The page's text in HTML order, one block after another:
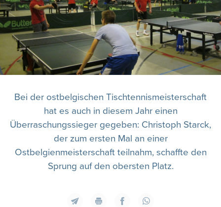
Bei der ostbelgischen Tischtennismeisterschaft
hat es auch in diesem Jahr einen
Überraschungssieger gegeben: Christoph Starck,
der zum ersten Mal an einer
Ostbelgienmeisterschaft teilnahm, schaffte den
Sprung auf den obersten Platz.